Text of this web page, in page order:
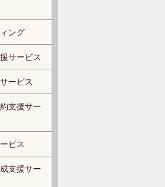
ング
サービス
ービス
支援サー
ビス
支援サー